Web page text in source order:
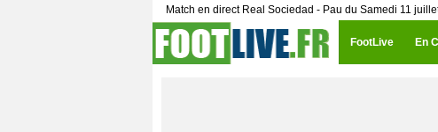
Match en direct Real Sociedad - Pau du Samedi 11
FootLive En